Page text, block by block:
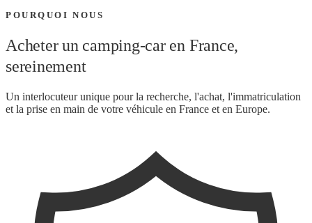
POURQUOI NOUS
Acheter un camping-car en France,
sereinement
Un interlocuteur unique pour la recherche, l'achat, l'immatriculation
et la prise en main de votre véhicule en France et en Europe.